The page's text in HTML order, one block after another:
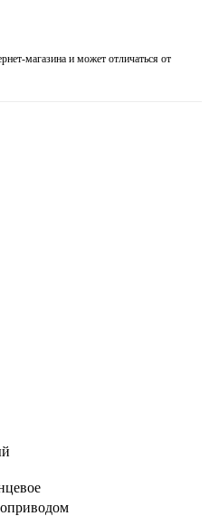
магазина и может отличаться от